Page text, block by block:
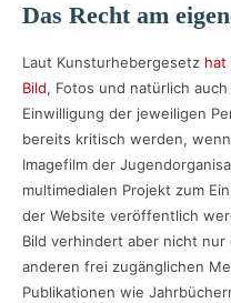
Das Recht am
Laut Kunsturhebergesetz hat
Bild, Fotos und natürlich
Einwilligung der jeweiligen
bereits kritisch werden,
Imagefilm der
multimedialen Projekt zum
der Website veröffentlich
Bild verhindert aber nicht
anderen frei zugänglichen
Publikationen wie